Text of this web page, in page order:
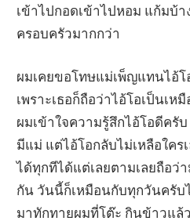
เข้าไปกอดเข้าไปหอม แก้มบ้
ครอบครัวมากกว่า
ผมเคยขอโทษแม่เพ็ญแทนไอ้โ
เพราะเธอก็ถือว่าไอ้โอเป็นเ
ผมเข้าใจความรู้สึกไอ้โอดีครั
มีแม่ แต่ไอ้โอกลับไม่เหลือใคร
ได้ทุกทีได้แต่เลยตามเลยถือว่
กัน วันนี้ก็เหมือนกับทุกวันครับ
มาทักทายผมที่โต๊ะ กินข้าวแล้